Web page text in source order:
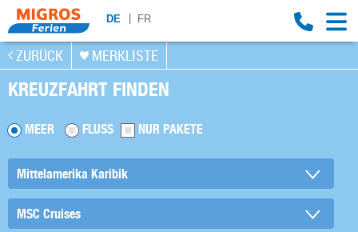
DE FR
ZURÜCK MERKLISTE
KREUZFAHRT FINDEN
MEER FLUSS NUR PAKETE